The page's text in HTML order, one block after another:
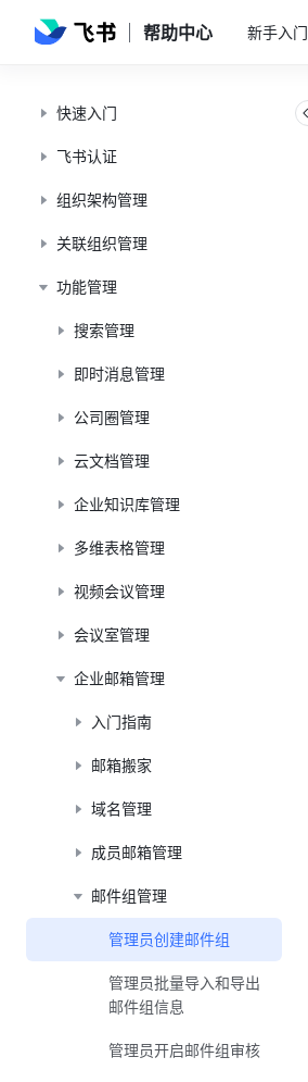
帮助中心 新手入门
快速入门
飞书认证
组织架构管理
关联组织管理
功能管理
搜索管理
即时消息管理
公司圈管理
云文档管理
企业知识库管理
多维表格管理
视频会议管理
会议室管理
企业邮箱管理
入门指南
邮箱搬家
域名管理
成员邮箱管理
邮件组管理
管理员创建邮件组
管理员批量导入和导出
邮件组信息
管理员开启邮件组审核